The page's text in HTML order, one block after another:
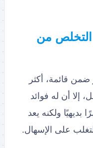
من
ضمن قائمة، أكثر
إلا أن له فوائد
بديهيًا ولكنه يعد
على الإسهال.